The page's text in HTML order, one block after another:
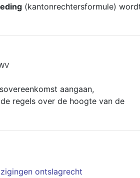
(kantonrechtersformule)
aangaan,
regels over de hoogte van de
ontslagrecht